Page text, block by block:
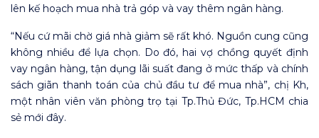
lên kế hoạch mua nhà trả góp và vay thêm ngân hàng.
“Nếu cứ mãi chờ giá nhà giảm sẽ rất khó. Nguồn cung cũng
không nhiều để lựa chọn. Do đó, hai vợ chồng quyết định
vay ngân hàng, tận dụng lãi suất đang ở mức thấp và chính
sách giãn thanh toán của chủ đầu tư để mua nhà”, chị Kh,
một nhân viên văn phòng trọ tại Tp.Thủ Đức, Tp.HCM chia
sẻ mới đây.